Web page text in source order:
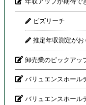
ビズリーチ
推定年収測定がお
卸売業のピックアッ
バリュエンスホール
バリュエンスホール